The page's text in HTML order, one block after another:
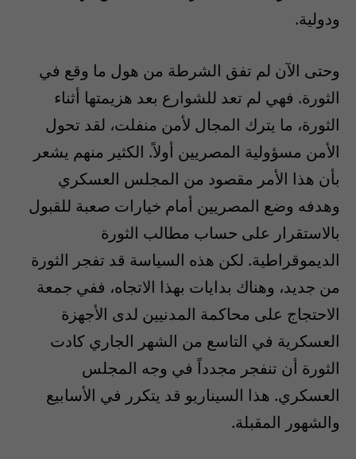
ودولية.
وحتى الآن لم تفق الشرطة من هول ما وقع في
الثورة. فهي لم تعد للشوارع بعد هزيمتها أثناء
الثورة، ما يترك المجال لأمن منفلت، لقد تحول
الأمن مسؤولية المصريين أولاً. الكثير منهم يشعر
بأن هذا الأمر مقصود من المجلس العسكري
وهدفه وضع المصريين أمام خيارات صعبة للقبول
بالاستقرار على حساب مطالب الثورة
الديموقراطية. لكن هذه السياسة قد تفجر الثورة
من جديد، وهناك بدايات بهذا الاتجاه، ففي جمعة
الاحتجاج على محاكمة المدنيين لدى الأجهزة
العسكرية في التاسع من الشهر الجاري كادت
الثورة أن تنفجر مجدداً في وجه المجلس
العسكري. هذا السيناريو قد يتكرر في الأسابيع
والشهور المقبلة.